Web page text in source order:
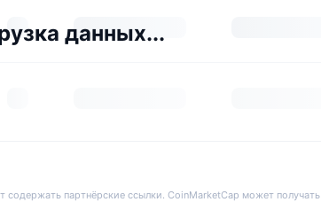
данных...
содержать партнёрские ссылки. CoinMarketCap может получать